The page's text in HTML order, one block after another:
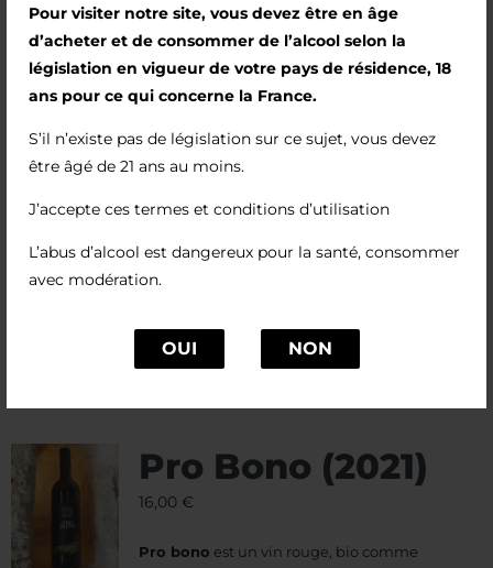
Pour visiter notre site, vous devez être en âge
d’acheter et de consommer de l’alcool selon la
législation en vigueur de votre pays de résidence, 18
ans pour ce qui concerne la France.
S’il n’existe pas de législation sur ce sujet, vous devez
être âgé de 21 ans au moins.
J’accepte ces termes et conditions d’utilisation
L’abus d’alcool est dangereux pour la santé, consommer
avec modération.
OUI NON
paille est un subtil résultat de la macération
d’un viognier.
Le nez est puissant, sur un registre de
de foin. La bouche a un joli relief, sans excès et
avec de la fraicheur.
Ce vin accompagne avec bonheur un carré de
porc au curry, des asperges fraiches
accompagnées d’une sauce mousseline.
Pro Bono (2021)
16,00 €
Pro bono est un vin rouge, bio comme